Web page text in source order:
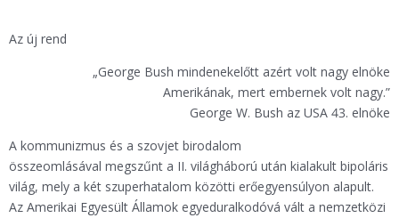
Az új rend
„George Bush mindenekelőtt azért volt nagy elnöke
Amerikának, mert embernek volt nagy.”
George W. Bush az USA 43. elnöke
A kommunizmus és a szovjet birodalom
összeomlásával megszűnt a II. világháború után kialakult bipoláris
világ, mely a két szuperhatalom közötti erőegyensúlyon alapult.
Az Amerikai Egyesült Államok egyeduralkodóvá vált a nemzetközi